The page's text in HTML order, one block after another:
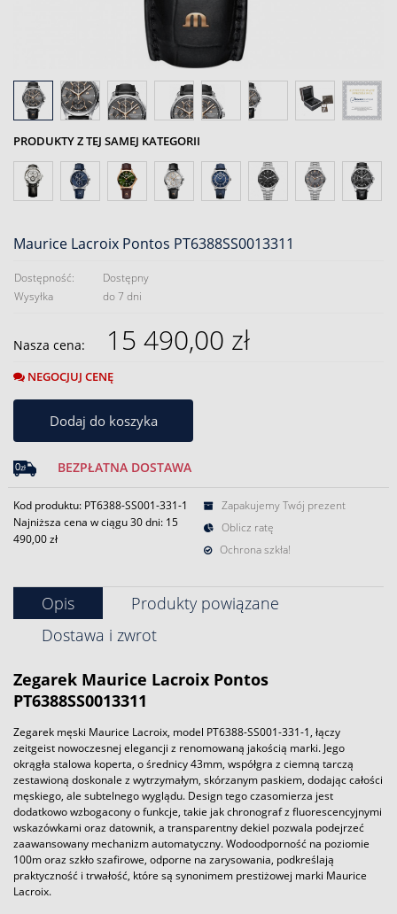
PRODUKTY Z TEJ SAMEJ KATEGORII
Maurice Lacroix Pontos PT6388SS0013311
Dostępność:
Dostępny
Wysyłka
do 7 dni
Nasza cena: 15 490,00 zł
NEGOCJUJ CENĘ
Dodaj do koszyka
BEZPŁATNA DOSTAWA
Kod produktu: PT6388-SS001-331-1
Najniższa cena w ciągu 30 dni: 15
490,00 zł
Zapakujemy Twój prezent
Oblicz ratę
Ochrona szkła!
Opis
Produkty powiązane
Dostawa i zwrot
Zegarek Maurice Lacroix Pontos
PT6388SS0013311
Zegarek męski Maurice Lacroix, model PT6388-SS001-331-1, łączy
zeitgeist nowoczesnej elegancji z renomowaną jakością marki. Jego
okrągła stalowa koperta, o średnicy 43mm, współgra z ciemną tarczą
zestawioną doskonale z wytrzymałym, skórzanym paskiem, dodając całości
męskiego, ale subtelnego wyglądu. Design tego czasomierza jest
dodatkowo wzbogacony o funkcje, takie jak chronograf z fluorescencyjnymi
wskazówkami oraz datownik, a transparentny dekiel pozwala podejrzeć
zaawansowany mechanizm automatyczny. Wodoodporność na poziomie
100m oraz szkło szafirowe, odporne na zarysowania, podkreślają
praktyczność i trwałość, które są synonimem prestiżowej marki Maurice
Lacroix.